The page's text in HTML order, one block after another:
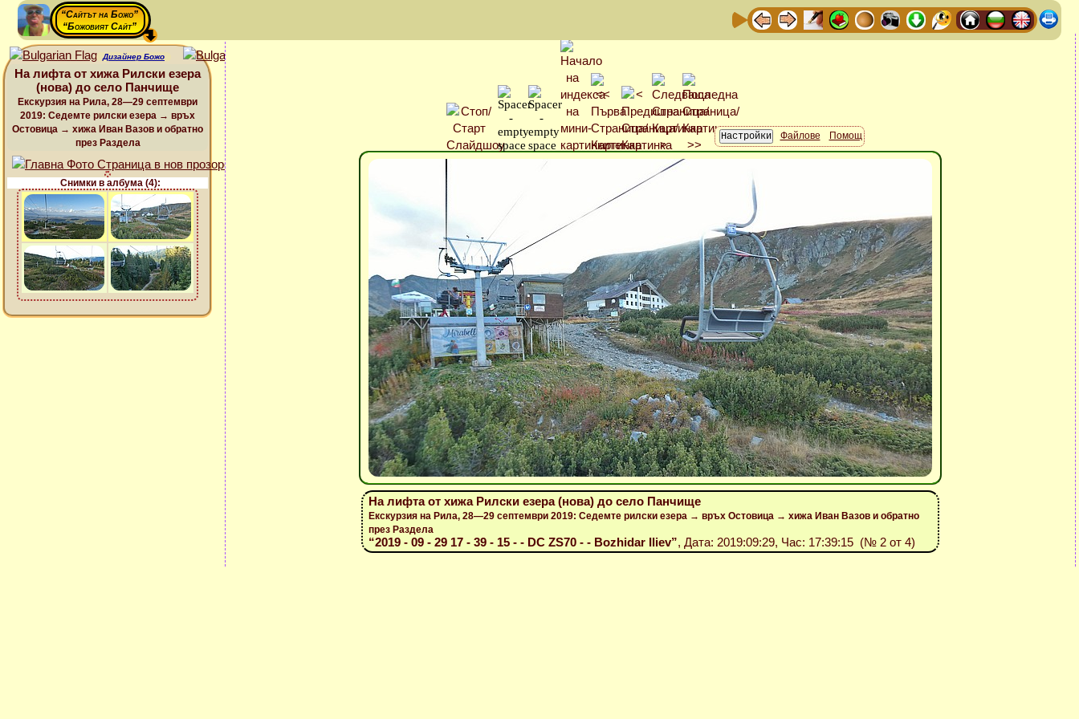
“Сайтът на Божо”
“Божовият Сайт”
Дизайнер Божо
На лифта от хижа Рилски езера
(нова) до село Панчище
Екскурзия на Рила, 28—29 септември
2019: Седемте рилски езера → връх
Остовица → хижа Иван Вазов и обратно
през Раздела
Снимки в албума (4):
Файлове Помощ
На лифта от хижа Рилски езера (нова) до село Панчище
Екскурзия на Рила, 28—29 септември 2019: Седемте рилски езера → връх Остовица → хижа Иван Вазов и обратно
през Раздела
“2019 - 09 - 29 17 - 39 - 15 - - DC ZS70 - - Bozhidar Iliev”, Дата: 2019:09:29, Час: 17:39:15 (№ 2 от 4)